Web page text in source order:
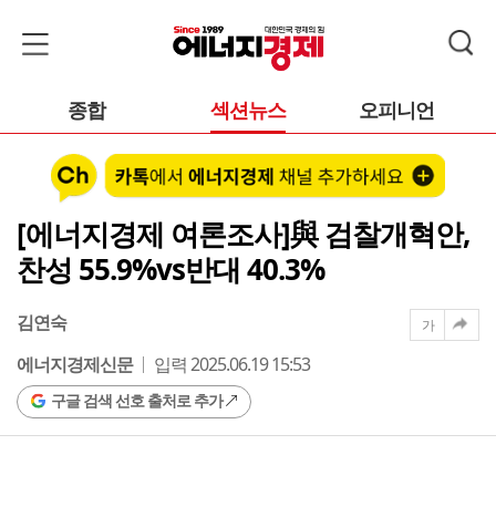
종합 섹션뉴스 오피니언
[에너지경제 여론조사]與 검찰개혁안,
찬성 55.9%vs반대 40.3%
김연숙
에너지경제신문
입력 2025.06.19 15:53
구글 검색 선호 출처로 추가
가